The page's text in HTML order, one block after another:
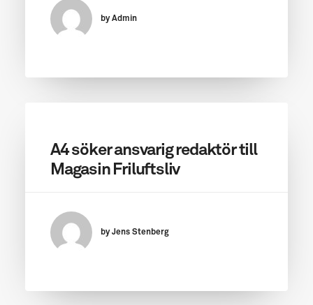
by Admin
A4 söker ansvarig redaktör till
Magasin Friluftsliv
by Jens Stenberg